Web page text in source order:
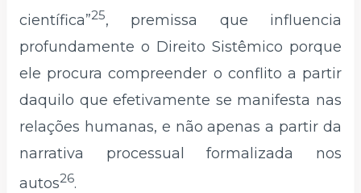
científica”25, premissa que influencia
profundamente o Direito Sistêmico porque
ele procura compreender o conflito a partir
daquilo que efetivamente se manifesta nas
relações humanas, e não apenas a partir da
narrativa processual formalizada nos
autos26.